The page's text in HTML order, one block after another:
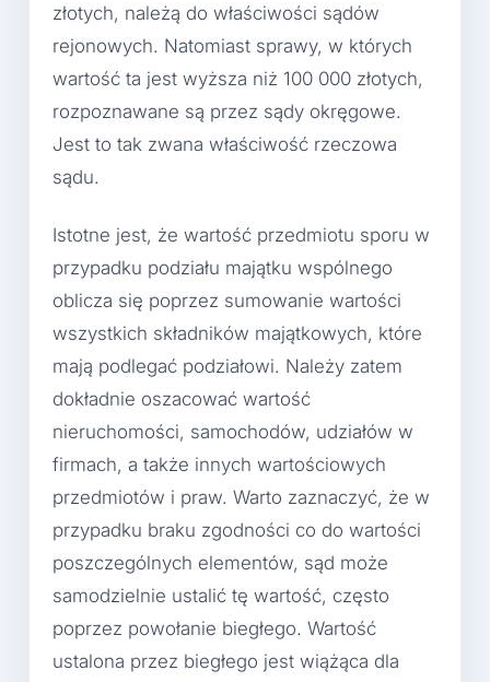
złotych, należą do właściwości sądów
rejonowych. Natomiast sprawy, w których
wartość ta jest wyższa niż 100 000 złotych,
rozpoznawane są przez sądy okręgowe.
Jest to tak zwana właściwość rzeczowa
sądu.
Istotne jest, że wartość przedmiotu sporu w
przypadku podziału majątku wspólnego
oblicza się poprzez sumowanie wartości
wszystkich składników majątkowych, które
mają podlegać podziałowi. Należy zatem
dokładnie oszacować wartość
nieruchomości, samochodów, udziałów w
firmach, a także innych wartościowych
przedmiotów i praw. Warto zaznaczyć, że w
przypadku braku zgodności co do wartości
poszczególnych elementów, sąd może
samodzielnie ustalić tę wartość, często
poprzez powołanie biegłego. Wartość
ustalona przez biegłego jest wiążąca dla